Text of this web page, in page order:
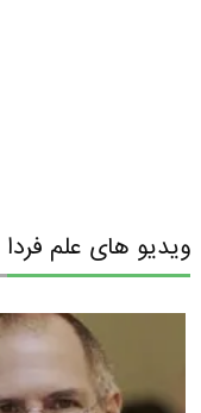
ویدیو های علم فردا